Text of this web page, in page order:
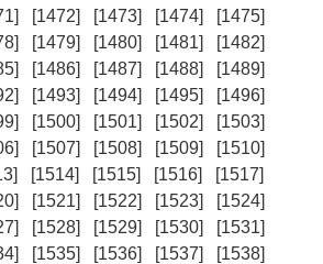
[1472] [1473] [1474]
[1475]
[1479] [1480] [1481]
[1482]
[1486] [1487] [1488]
[1489]
[1493] [1494] [1495]
[1496]
[1500] [1501] [1502]
[1503]
[1507] [1508] [1509]
[1510]
[1514] [1515] [1516]
[1517]
[1521] [1522] [1523]
[1524]
[1528] [1529] [1530]
[1531]
[1535] [1536] [1537]
[1538]